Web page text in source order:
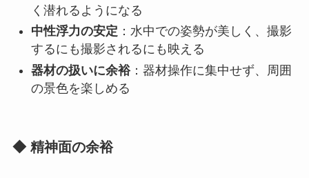
く潜れるようになる
中性浮力の安定 ：水中での姿勢が美しく、撮影
するにも撮影されるにも映える
器材の扱いに余裕：器材操作に集中せず、周囲
の景色を楽しめる
◆ 精神面の余裕